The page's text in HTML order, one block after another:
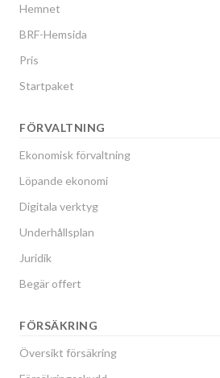
Hemnet
BRF-Hemsida
Pris
Startpaket
FÖRVALTNING
Ekonomisk förvaltning
Löpande ekonomi
Digitala verktyg
Underhållsplan
Juridik
Begär offert
FÖRSÄKRING
Översikt försäkring